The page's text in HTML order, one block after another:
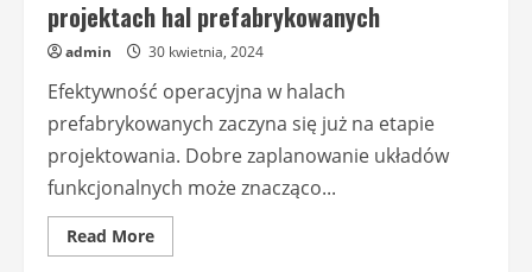
projektach hal prefabrykowanych
admin 30 kwietnia, 2024
Efektywność operacyjna w halach
prefabrykowanych zaczyna się już na etapie
projektowania. Dobre zaplanowanie układów
funkcjonalnych może znacząco...
Read MoreRead
more